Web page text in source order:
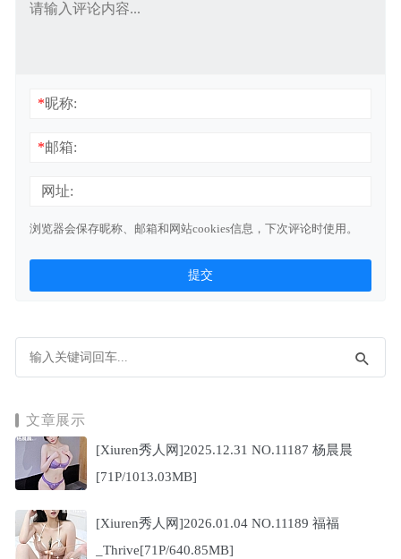
*昵称:
*邮箱:
网址:
浏览器会保存昵称、邮箱和网站cookies信息，下次评论时使用。
文章展示
[Xiuren秀人网]2025.12.31 NO.11187 杨晨晨
[71P/1013.03MB]
[Xiuren秀人网]2026.01.04 NO.11189 福福
_Thrive[71P/640.85MB]